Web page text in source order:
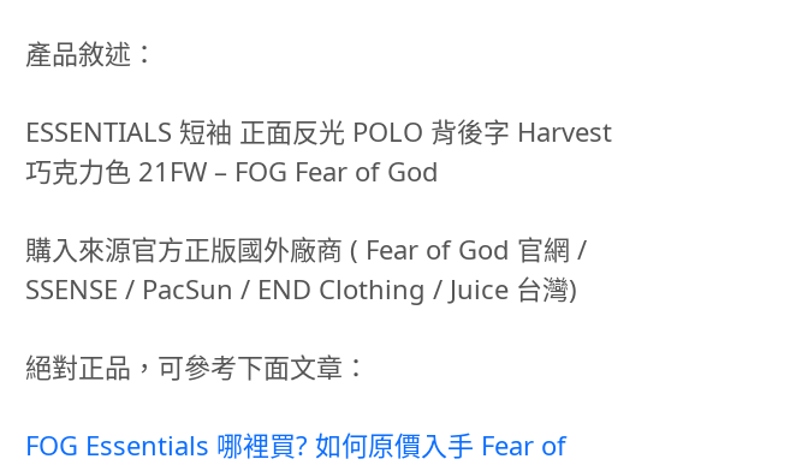
產品敘述：
ESSENTIALS 短袖 正面反光 POLO 背後字 Harvest
巧克力色 21FW – FOG Fear of God
購入來源官方正版國外廠商 ( Fear of God 官網 /
SSENSE / PacSun / END Clothing / Juice 台灣)
絕對正品，可參考下面文章：
FOG Essentials 哪裡買? 如何原價入手 Fear of